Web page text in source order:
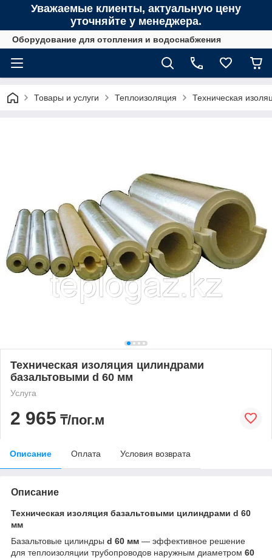
Уважаемые клиенты, актуальную цену
уточняйте у менеджера.
Оборудование для отопления и водоснабжения
Товары и услуги Теплоизоляция Техническая
Техническая изоляция цилиндрами
базальтовыми d 60 мм
Услуга
2 965 ₸/пог.м
Описание Оплата Условия возврата
Описание
Техническая изоляция базальтовыми цилиндрами d 60
мм
Базальтовые цилиндры d 60 мм — эффективное решение
для теплоизоляции трубопроводов наружным диаметром 60